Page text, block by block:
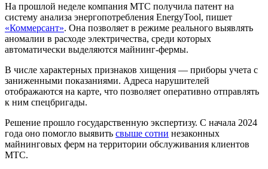
На прошлой неделе компания МТС получила патент на
систему анализа энергопотребления EnergyTool, пишет
«Коммерсант». Она позволяет в режиме реального выявлять
аномалии в расходе электричества, среди которых
автоматически выделяются майнинг-фермы.
В числе характерных признаков хищения — приборы учета с
заниженными показаниями. Адреса нарушителей
отображаются на карте, что позволяет оперативно отправлять
к ним спецбригады.
Решение прошло государственную экспертизу. С начала 2024
года оно помогло выявить свыше сотни незаконных
майнинговых ферм на территории обслуживания клиентов
МТС.